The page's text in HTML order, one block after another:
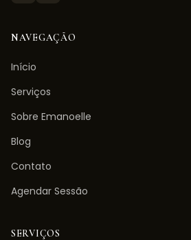
NAVEGAÇÃO
Início
Serviços
Sobre Emanoelle
Blog
Contato
Agendar Sessão
SERVIÇOS